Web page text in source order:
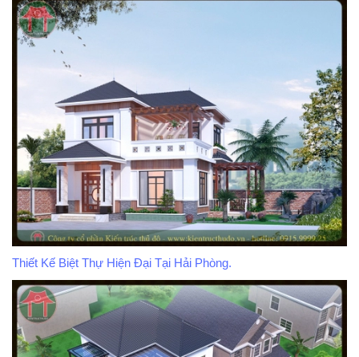
Thiết Kế Biệt Thự Hiện Đại Tại Hải Phòng.